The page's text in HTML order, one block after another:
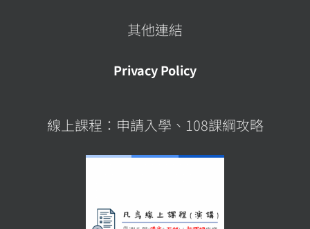
其他連結
Privacy Policy
線上課程：申請入學、108課綱攻略